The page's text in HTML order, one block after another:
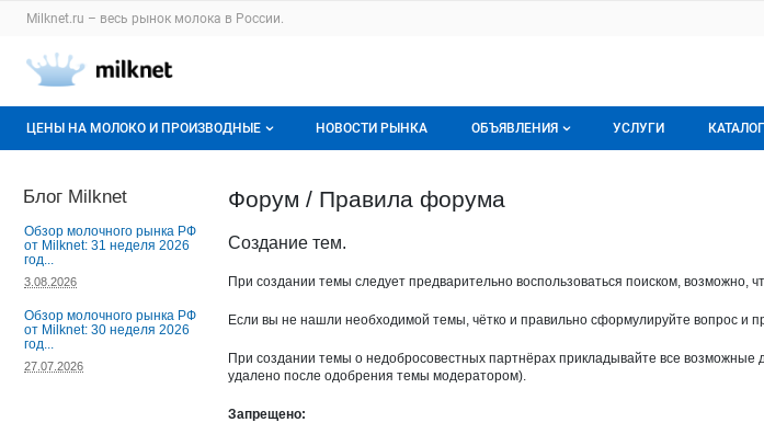
Раздел навигации по сайту milknet.ru
Milknet.ru – весь рынок молока в России.
Авторизация и меню пользователя
Навигация по разделам сайта milknet.ru
ЦЕНЫ НА МОЛОКО И ПРОИЗВОДНЫЕ
О мониторингах
Актуальные мониторинги
Динамика цен
Отзывы
НОВОСТИ РЫНКА ОБЪЯВЛЕНИЯ УСЛУГИ
Форум / Правила форума
Создание тем.
При создании темы следует предварительно воспользоваться поиском, возможно,
Если вы не нашли необходимой темы, чётко и правильно сформулируйте вопрос и
При создании темы о недобросовестных партнёрах прикладывайте все
удалено после одобрения темы модератором).
Запрещено:
Блог Milknet
Обзор молочного рынка РФ
от Milknet: 31 неделя 2026
год...
3.08.2026
Обзор молочного рынка РФ
от Milknet: 30 неделя 2026
год...
27.07.2026